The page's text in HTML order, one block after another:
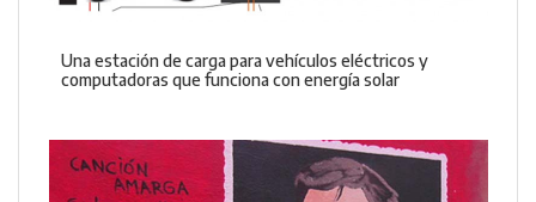
Una estación de carga para vehículos eléctricos y
computadoras que funciona con energía solar